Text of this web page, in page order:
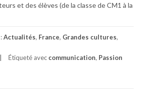
et des élèves (de la classe de CM1 à la
Actualités, France, Grandes cultures,
Étiqueté avec communication, Passion